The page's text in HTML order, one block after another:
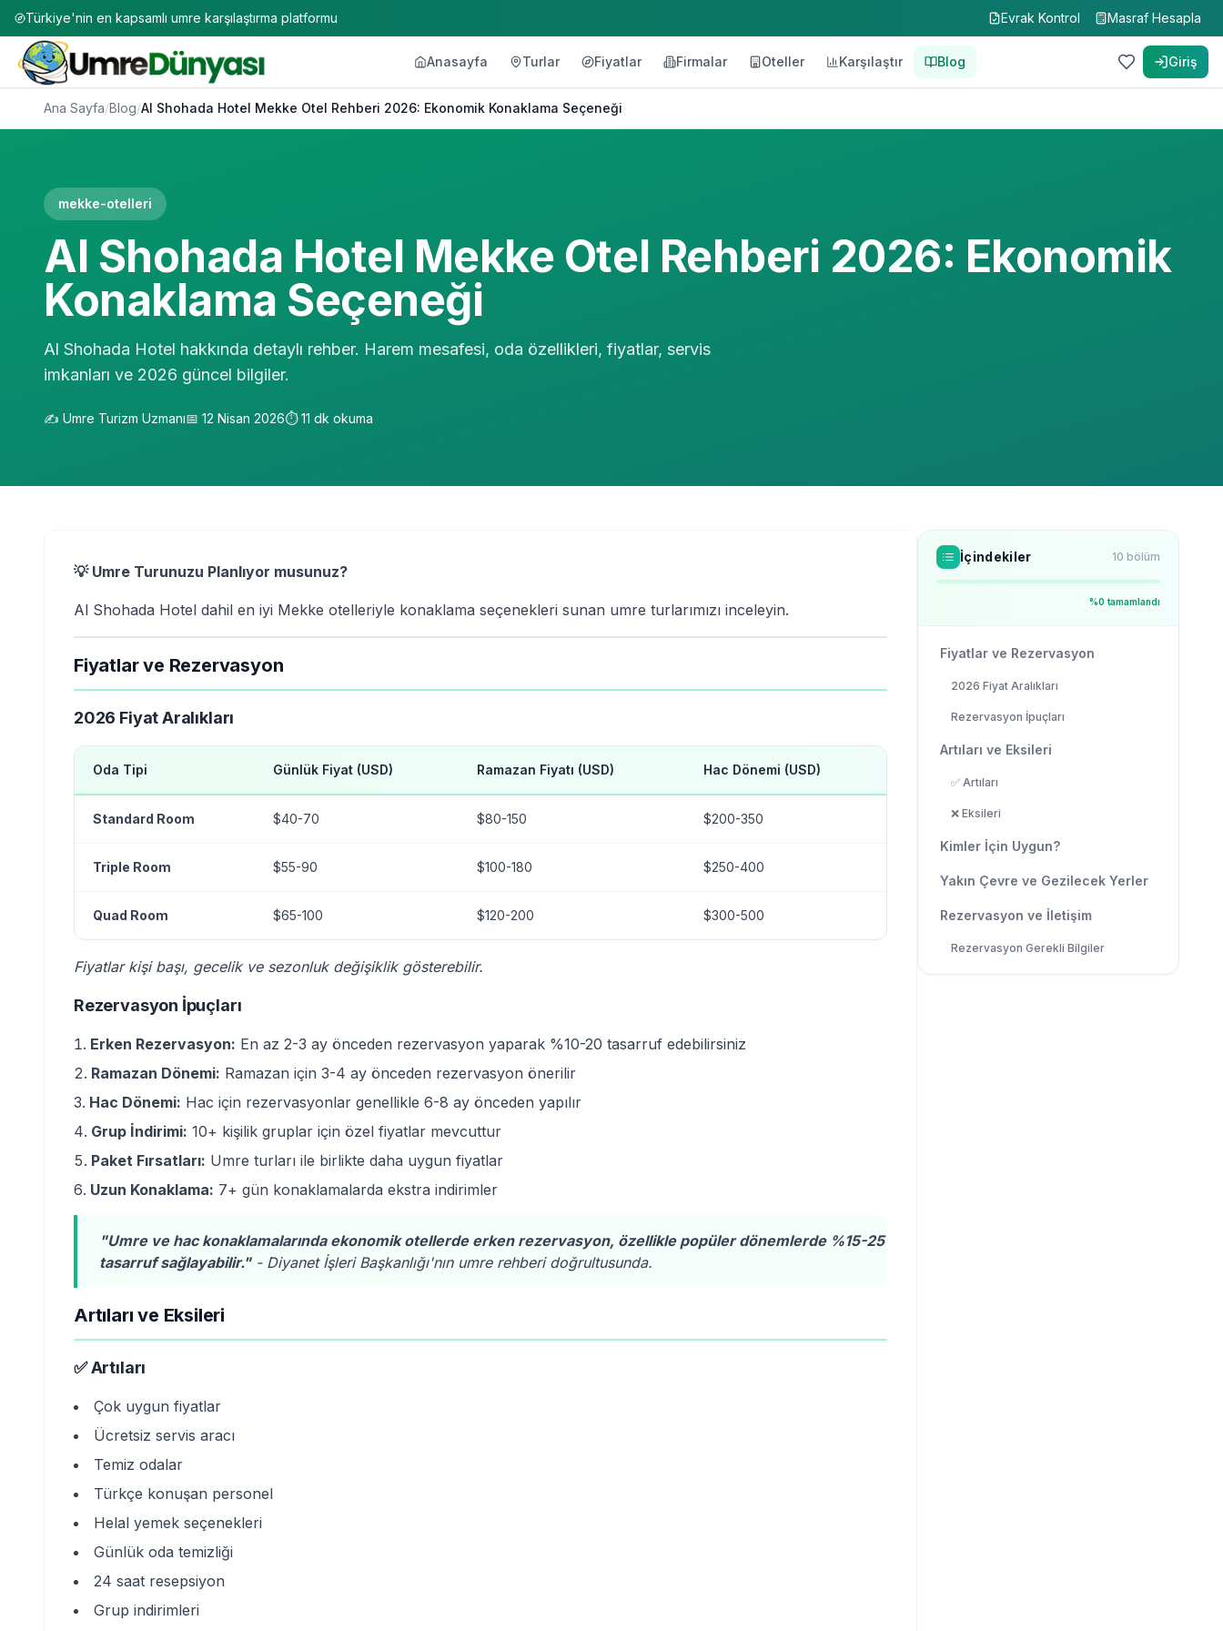
Türkiye'nin en kapsamlı umre karşılaştırma platformu Evrak Kontrol Masraf Hesapla
Anasayfa Turlar Fiyatlar Firmalar Oteller Karşılaştır Blog Giriş
Ana Sayfa/Blog/Al Shohada Hotel Mekke Otel Rehberi 2026: Ekonomik Konaklama Seçeneği
mekke-otelleri
Al Shohada Hotel Mekke Otel Rehberi 2026: Ekonomik
Konaklama Seçeneği
Al Shohada Hotel hakkında detaylı rehber. Harem mesafesi, oda özellikleri, fiyatlar, servis
imkanları ve 2026 güncel bilgiler.
✍️ Umre Turizm Uzmanı📅 12 Nisan 2026⏱️11 dk okuma
💡 Umre Turunuzu Planlıyor musunuz?
Al Shohada Hotel dahil en iyi Mekke otelleriyle konaklama seçenekleri sunan umre turlarımızı inceleyin.
Fiyatlar ve Rezervasyon
2026 Fiyat Aralıkları
Oda Tipi Günlük Fiyat (USD) Ramazan Fiyatı (USD) Hac Dönemi (USD)
Standard Room $40-70 $80-150 $200-350
Triple Room $55-90 $100-180 $250-400
Quad Room $65-100 $120-200 $300-500
Fiyatlar kişi başı, gecelik ve sezonluk değişiklik gösterebilir.
Rezervasyon İpuçları
Erken Rezervasyon: En az 2-3 ay önceden rezervasyon yaparak %10-20 tasarruf edebilirsiniz
Ramazan Dönemi: Ramazan için 3-4 ay önceden rezervasyon önerilir
Hac Dönemi: Hac için rezervasyonlar genellikle 6-8 ay önceden yapılır
Grup İndirimi: 10+ kişilik gruplar için özel fiyatlar mevcuttur
Paket Fırsatları: Umre turları ile birlikte daha uygun fiyatlar
Uzun Konaklama: 7+ gün konaklamalarda ekstra indirimler
"Umre ve hac konaklamalarında ekonomik otellerde erken rezervasyon, özellikle popüler dönemlerde %15-25
tasarruf sağlayabilir."- Diyanet İşleri Başkanlığı'nın umre rehberi doğrultusunda.
Artıları ve Eksileri
✅ Artıları
Çok uygun fiyatlar
Ücretsiz servis aracı
Temiz odalar
Türkçe konuşan personel
Helal yemek seçenekleri
Günlük oda temizliği
24 saat resepsiyon
Grup indirimleri
İçindekiler 10 bölüm
%0 tamamlandı
Fiyatlar ve Rezervasyon
2026 Fiyat Aralıkları
Rezervasyon İpuçları
Artıları ve Eksileri
✅ Artıları
❌ Eksileri
Kimler İçin Uygun?
Yakın Çevre ve Gezilecek Yerler
Rezervasyon ve İletişim
Rezervasyon Gerekli Bilgiler